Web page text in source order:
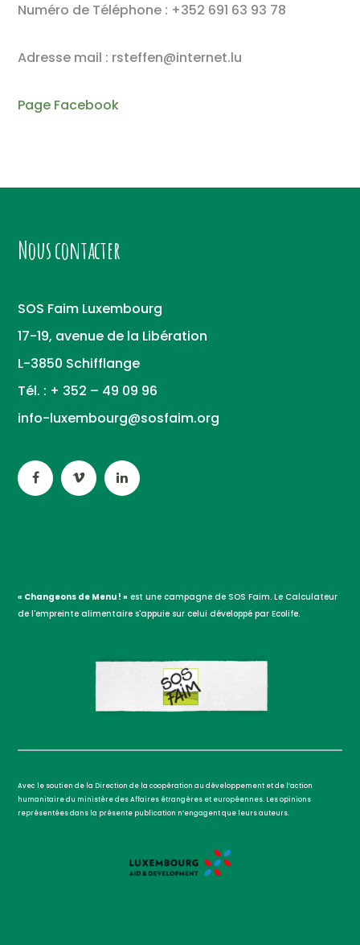
Numéro de Téléphone : +352 691 63 93 78
Adresse mail : rsteffen@internet.lu
Page Facebook
Nous contacter
SOS Faim Luxembourg
17-19, avenue de la Libération
L-3850 Schifflange
Tél. : + 352 – 49 09 96
info-luxembourg@sosfaim.org
« Changeons de Menu ! » est une campagne de SOS Faim. Le Calculateur
de l'empreinte alimentaire s'appuie sur celui développé par Ecolife.
Avec le soutien de la Direction de la coopération au développement et de l’action
humanitaire du ministère des Affaires étrangères et européennes. Les opinions
représentées dans la présente publication n’engagent que leurs auteurs.